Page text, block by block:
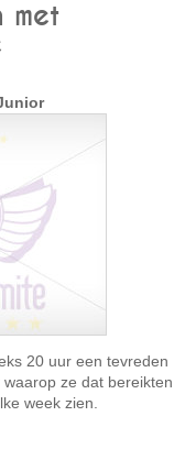
met
20 uur een tevreden
ze dat bereikten
week zien.